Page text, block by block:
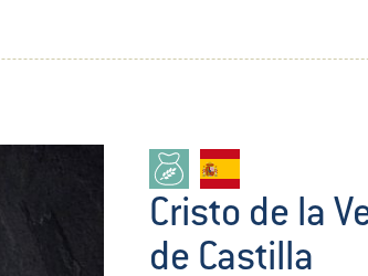
Cristo de la
de Castilla